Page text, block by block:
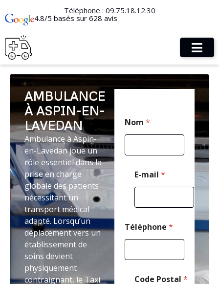
Téléphone : 09.75.18.12.30
4.8/5 basés sur 628 avis
AMBULANCE
À ASPIN-EN-
LAVEDAN
Ambulance à Aspin-
en-Lavedan joue un
rôle essentiel dans la
prise en charge
globale des patients
nécessitant un
transport médical
adapté. Lorsqu’un
déplacement vers un
établissement de
soins devient
physiquement
contraignant, le Taxi
Nom *
E-mail *
Téléphone *
Code Postal *
*
C
o
d
e
T
é
o
n
e